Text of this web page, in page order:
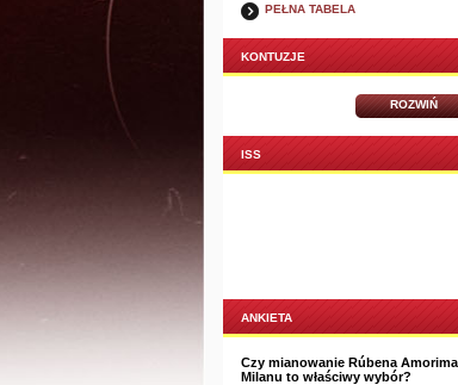
PEŁNA TABELA
KONTUZJE
ROZWIŃ
ISS
ANKIETA
Czy mianowanie Rúbena
Milanu to właściwy wybór?